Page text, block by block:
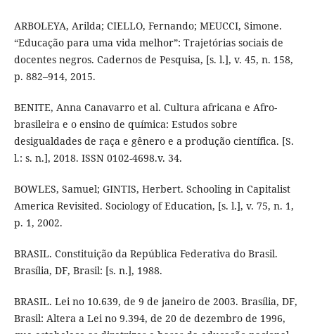
ARBOLEYA, Arilda; CIELLO, Fernando; MEUCCI, Simone.
“Educação para uma vida melhor”: Trajetórias sociais de
docentes negros. Cadernos de Pesquisa, [s. l.], v. 45, n. 158,
p. 882–914, 2015.
BENITE, Anna Canavarro et al. Cultura africana e Afro-
brasileira e o ensino de química: Estudos sobre
desigualdades de raça e gênero e a produção científica. [S.
l.: s. n.], 2018. ISSN 0102-4698.v. 34.
BOWLES, Samuel; GINTIS, Herbert. Schooling in Capitalist
America Revisited. Sociology of Education, [s. l.], v. 75, n. 1,
p. 1, 2002.
BRASIL. Constituição da República Federativa do Brasil.
Brasília, DF, Brasil: [s. n.], 1988.
BRASIL. Lei no 10.639, de 9 de janeiro de 2003. Brasília, DF,
Brasil: Altera a Lei no 9.394, de 20 de dezembro de 1996,